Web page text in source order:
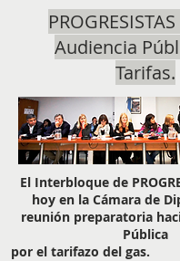
Audiencia
Tarifas.
El Interbloque de
hoy en la Cámara de
reunión preparatoria
Pública
por el tarifazo del gas.